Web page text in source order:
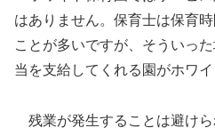
はありません。保育士は保育
ことが多いですが、そういっ
当を支給してくれる園がホワイ
残業が発生することは避けら